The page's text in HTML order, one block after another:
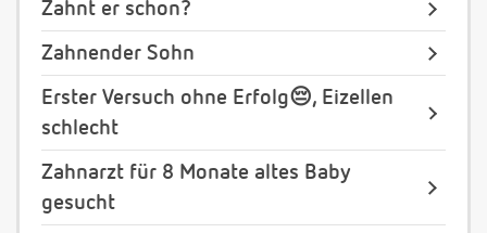
Zahnt er schon?
Zahnender Sohn
Erster Versuch ohne Erfolg😔, Eizellen
schlecht
Zahnarzt für 8 Monate altes Baby
gesucht